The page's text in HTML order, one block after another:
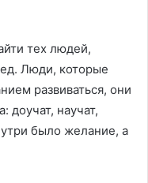
тех людей,
Люди, которые
развиваться, они
доучат, научат,
было желание, а